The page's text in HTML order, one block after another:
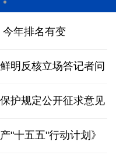
年排名有变
明反核立场答记者问
护规定公开征求意见
"十五五"行动计划》